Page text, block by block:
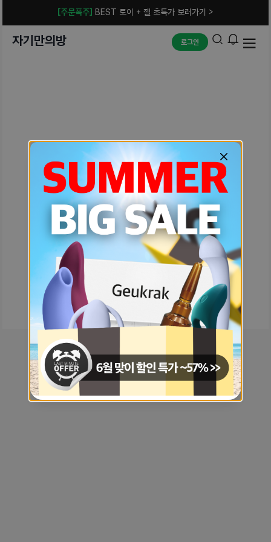
[주문폭주] BEST 토이 + 젤 초특가 보러가기 >
자기만의방 로그인
예상치 못한 에러입니다.